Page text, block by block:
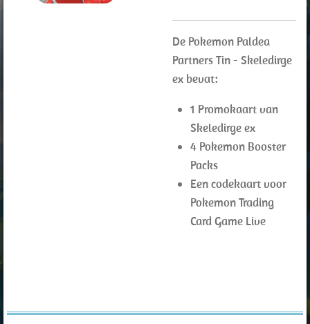
De Pokemon Paldea
Partners Tin - Skeledirge
ex bevat:
1 Promokaart van
Skeledirge ex
4 Pokemon Booster
Packs
Een codekaart voor
Pokemon Trading
Card Game Live